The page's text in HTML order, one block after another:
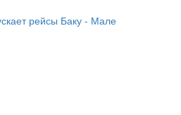
рейсы Баку - Мале